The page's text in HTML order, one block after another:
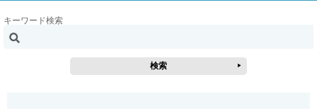
キーワード検索